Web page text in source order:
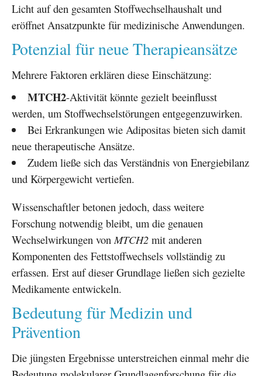
Licht auf den gesamten Stoffwechselhaushalt und
eröffnet Ansatzpunkte für medizinische Anwendungen.
Potenzial für neue Therapieansätze
Mehrere Faktoren erklären diese Einschätzung:
MTCH2-Aktivität könnte gezielt beeinflusst
werden, um Stoffwechselstörungen entgegenzuwirken.
Bei Erkrankungen wie Adipositas bieten sich damit
neue therapeutische Ansätze.
Zudem ließe sich das Verständnis von Energiebilanz
und Körpergewicht vertiefen.
Wissenschaftler betonen jedoch, dass weitere
Forschung notwendig bleibt, um die genauen
Wechselwirkungen von MTCH2 mit anderen
Komponenten des Fettstoffwechsels vollständig zu
erfassen. Erst auf dieser Grundlage ließen sich gezielte
Medikamente entwickeln.
Bedeutung für Medizin und
Prävention
Die jüngsten Ergebnisse unterstreichen einmal mehr die